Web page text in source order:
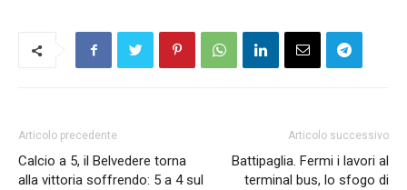
Articolo precedente
Calcio a 5, il Belvedere torna
alla vittoria soffrendo: 5 a 4 sul
Articolo successivo
Battipaglia. Fermi i lavori al
terminal bus, lo sfogo di